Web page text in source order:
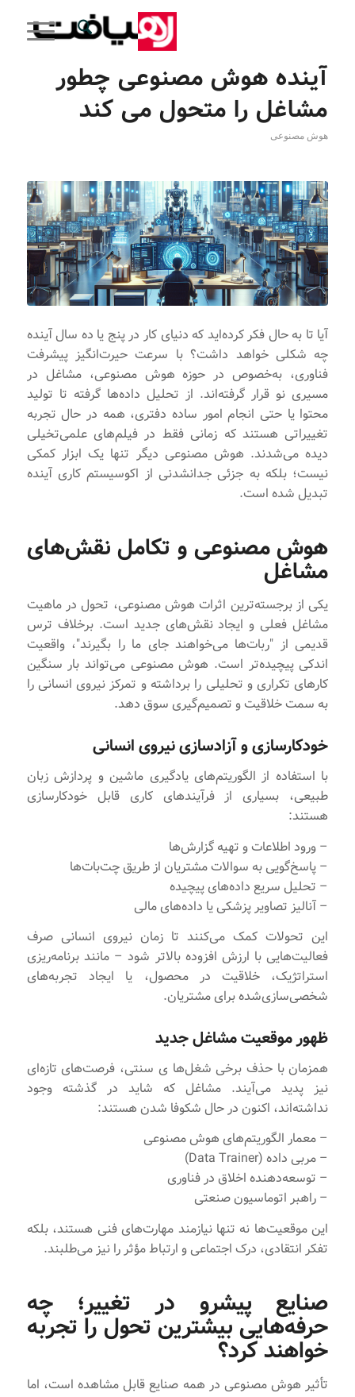
آینده هوش مصنوعی چطور
مشاغل را متحول می کند
هوش مصنوعی
آیا تا به حال فکر کرده‌اید که دنیای کار در پنج یا ده سال آینده
چه شکلی خواهد داشت؟ با سرعت حیرت‌انگیز پیشرفت
فناوری، به‌خصوص در حوزه هوش مصنوعی، مشاغل در
مسیری نو قرار گرفته‌اند. از تحلیل داده‌ها گرفته تا تولید
محتوا یا حتی انجام امور ساده دفتری، همه در حال تجربه
تغییراتی هستند که زمانی فقط در فیلم‌های علمی‌تخیلی
دیده می‌شدند. هوش مصنوعی دیگر تنها یک ابزار کمکی
نیست؛ بلکه به جزئی جدانشدنی از اکوسیستم کاری آینده
تبدیل شده است.
هوش مصنوعی و تکامل نقش‌های
مشاغل
یکی از برجسته‌ترین اثرات هوش مصنوعی، تحول در ماهیت
مشاغل فعلی و ایجاد نقش‌های جدید است. برخلاف ترس
قدیمی از "ربات‌ها می‌خواهند جای ما را بگیرند"، واقعیت
اندکی پیچیده‌تر است. هوش مصنوعی می‌تواند بار سنگین
کارهای تکراری و تحلیلی را برداشته و تمرکز نیروی انسانی را
به سمت خلاقیت و تصمیم‌گیری سوق دهد.
خودکارسازی و آزادسازی نیروی انسانی
با استفاده از الگوریتم‌های یادگیری ماشین و پردازش زبان
طبیعی، بسیاری از فرآیندهای کاری قابل خودکارسازی
هستند:
– ورود اطلاعات و تهیه گزارش‌ها
– پاسخ‌گویی به سوالات مشتریان از طریق چت‌بات‌ها
– تحلیل سریع داده‌های پیچیده
– آنالیز تصاویر پزشکی یا داده‌های مالی
این تحولات کمک می‌کنند تا زمان نیروی انسانی صرف
فعالیت‌هایی با ارزش افزوده بالاتر شود – مانند برنامه‌ریزی
استراتژیک، خلاقیت در محصول، یا ایجاد تجربه‌های
شخصی‌سازی‌شده برای مشتریان.
ظهور موقعیت‌ مشاغل جدید
همزمان با حذف برخی شغل‌ها ی سنتی، فرصت‌های تازه‌ای
نیز پدید می‌آیند. مشاغل که شاید در گذشته وجود
نداشته‌اند، اکنون در حال شکوفا شدن هستند:
– معمار الگوریتم‌های هوش مصنوعی
– مربی داده (Data Trainer)
– توسعه‌دهنده اخلاق در فناوری
– راهبر اتوماسیون صنعتی
این موقعیت‌ها نه تنها نیازمند مهارت‌های فنی هستند، بلکه
تفکر انتقادی، درک اجتماعی و ارتباط مؤثر را نیز می‌طلبند.
صنایع پیشرو در تغییر؛ چه
حرفه‌هایی بیشترین تحول را تجربه
خواهند کرد؟
تأثیر هوش مصنوعی در همه صنایع قابل مشاهده است، اما